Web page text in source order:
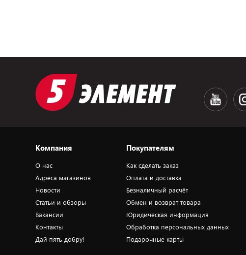
Компания
О нас
Адреса магазинов
Новости
Статьи и обзоры
Вакансии
Контакты
Дай пять добру!
Покупателям
Как сделать заказ
Оплата и доставка
Безналичный расчёт
Обмен и возврат товара
Юридическая информация
Обработка персональных данных
Подарочные карты